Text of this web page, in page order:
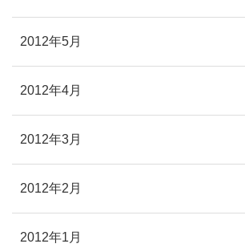
2012年5月
2012年4月
2012年3月
2012年2月
2012年1月